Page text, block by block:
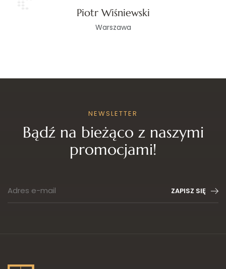
Piotr Wiśniewski
Warszawa
NEWSLETTER
Bądź na bieżąco z naszymi
promocjami!
ZAPISZ SIĘ